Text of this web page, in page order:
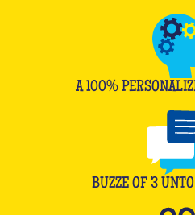
A 100%
BUZZE OF 3 UNTO